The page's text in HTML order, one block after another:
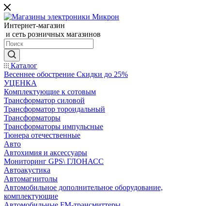
Интернет-магазин
и сеть розничных магазинов
Каталог
Весеннее обострение Скидки до 25%
УЦЕНКА
Комплектующие к сотовым
Трансформатор силовой
Трансформатор тороидальный
Трансформаторы
Трансформаторы импульсные
Тюнера отечественные
Авто
Автохимия и аксессуары
Мониторинг GPS\ ГЛОНАСС
Автоакустика
Автомагнитолы
Автомобильное дополнительное оборудование,
комплектующие